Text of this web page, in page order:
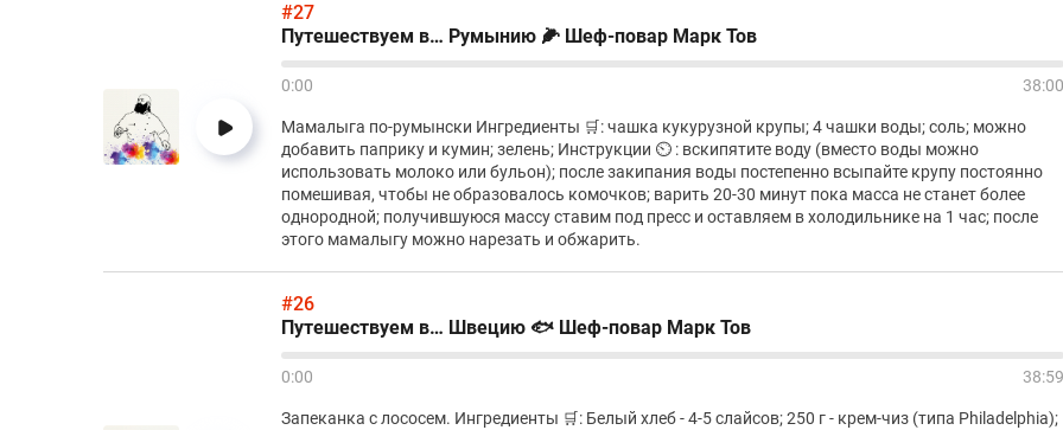
#27
Путешествуем в… Румынию 🌽 Шеф-повар Марк Тов
0:00 38:00
Мамалыга по-румынски Ингредиенты 🛒: чашка кукурузной крупы; 4 чашки воды; соль; можно
добавить паприку и кумин; зелень; Инструкции ⏲️ : вскипятите воду (вместо воды можно
использовать молоко или бульон); после закипания воды постепенно всыпайте крупу постоянно
помешивая, чтобы не образовалось комочков; варить 20-30 минут пока масса не станет более
однородной; получившуюся массу ставим под пресс и оставляем в холодильнике на 1 час; после
этого мамалыгу можно нарезать и обжарить.
#26
Путешествуем в… Швецию 🐟 Шеф-повар Марк Тов
0:00 38:59
Запеканка с лососем. Ингредиенты 🛒: Белый хлеб - 4-5 слайсов; 250 г - крем-чиз (типа Philadelphia);